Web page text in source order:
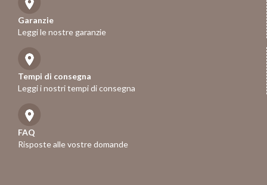
Garanzie
Leggi le nostre garanzie
Tempi di consegna
Leggi i nostri tempi di consegna
FAQ
Risposte alle vostre domande